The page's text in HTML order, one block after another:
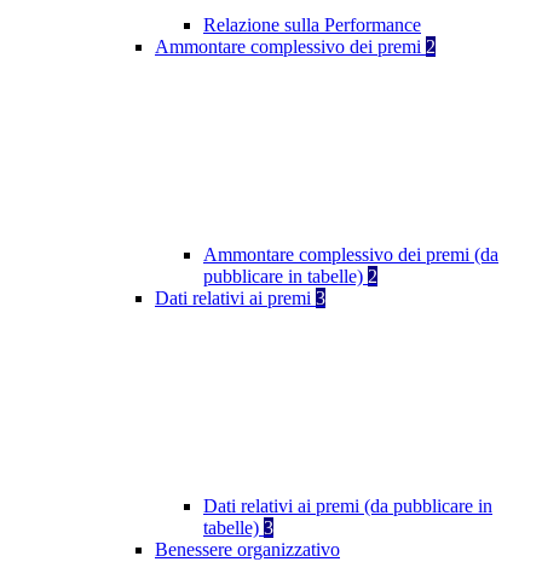
Relazione sulla Performance
Ammontare complessivo dei premi 2
Ammontare complessivo dei premi (da
pubblicare in tabelle) 2
Dati relativi ai premi 3
Dati relativi ai premi (da pubblicare in
tabelle) 3
Benessere organizzativo